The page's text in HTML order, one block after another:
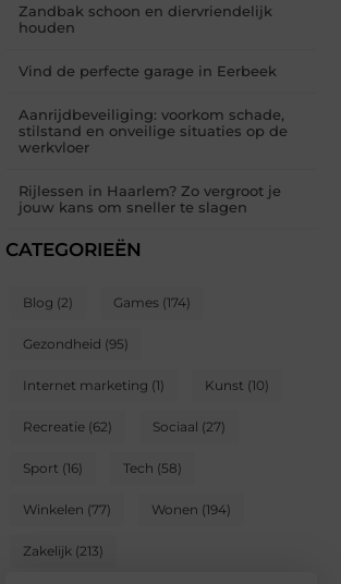
Zandbak schoon en diervriendelijk
houden
Vind de perfecte garage in Eerbeek
Aanrijdbeveiliging: voorkom schade,
stilstand en onveilige situaties op de
werkvloer
Rijlessen in Haarlem? Zo vergroot je
jouw kans om sneller te slagen
CATEGORIEËN
Blog (2) Games (174)
Gezondheid (95)
Internet marketing (1) Kunst (10)
Recreatie (62) Sociaal (27)
Sport (16) Tech (58)
Winkelen (77) Wonen (194)
Zakelijk (213)